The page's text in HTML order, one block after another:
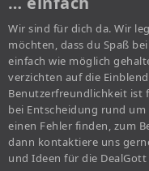
Wir sind für dich da. Wir
möchten, dass du Spaß
einfach wie möglich
verzichten auf die
Benutzerfreundlichkeit ist
bei Entscheidung rund
einen Fehler finden, zum
dann kontaktiere uns
und Ideen für die DealGott